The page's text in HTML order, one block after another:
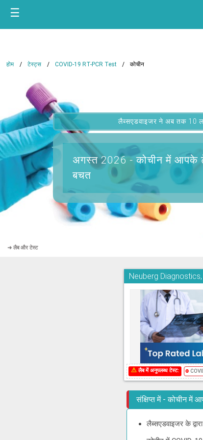
☰
होम टेस्ट्स COVID-19 RT-PCR Test कोचीन
लैब्सएडवाइजर ने अब तक 10
अगस्त 2026 -कोचीन में आपके
बचत
➜ लैब और टेस्ट
Neuberg
⚠लैब में अनुपलब्ध टेस्ट: ⛔
संक्षिप्त में - कोचीन में
लैब्सएडवाइजर के